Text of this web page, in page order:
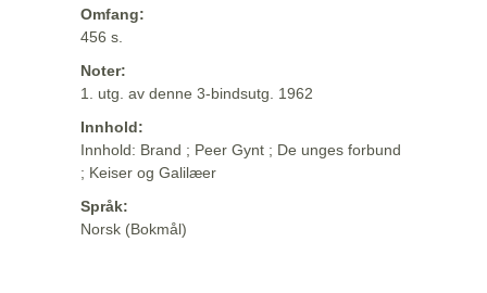
Omfang:
456 s.
Noter:
1. utg. av denne 3-bindsutg. 1962
Innhold:
Innhold: Brand ; Peer Gynt ; De unges forbund
; Keiser og Galilæer
Språk:
Norsk (Bokmål)